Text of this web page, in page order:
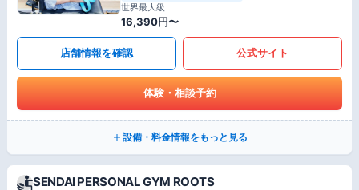
世界最大級
16,390円〜
店舗情報を確認 公式サイト
体験・相談予約
設備・料金情報をもっと見る
SENDAI PERSONAL GYM ROOTS